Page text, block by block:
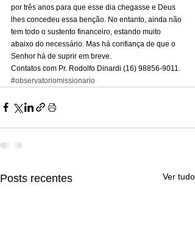
por três anos para que esse dia chegasse e Deus
lhes concedeu essa benção. No entanto, ainda não
tem todo o sustento financeiro, estando muito
abaixo do necessário. Mas há confiança de que o
Senhor há de suprir em breve.
Contatos com Pr. Rodolfo Dinardi (16) 98856-9011.
#observatoriomissionario
Posts recentes Ver tudo